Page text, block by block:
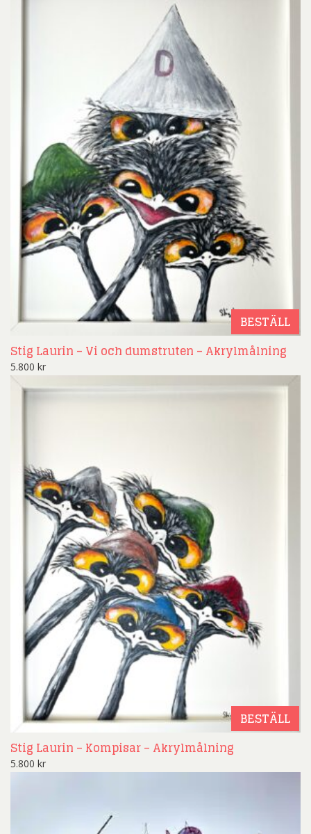
BESTÄLL
Stig Laurin – Vi och dumstruten – Akrylmålning
5.800 kr
BESTÄLL
Stig Laurin – Kompisar – Akrylmålning
5.800 kr